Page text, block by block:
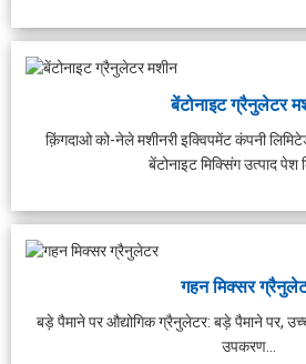
बेंटोनाइट ग्रैनुलेटर
क़िंगदाओ को-नेले मशीनरी इक्विपमेंट कंपनी
बेंटोनाइट मिक्सिंग उत्पाद पेश
गहन मिक्सर
बड़े पैमाने पर औद्योगिक ग्रैनुलेटर: बड़े पैमाने पर,
उपकरण...